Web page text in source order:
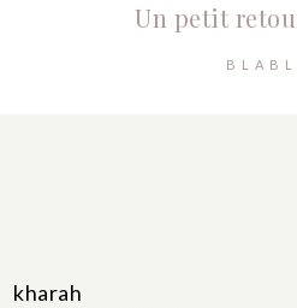
Un petit
kharah